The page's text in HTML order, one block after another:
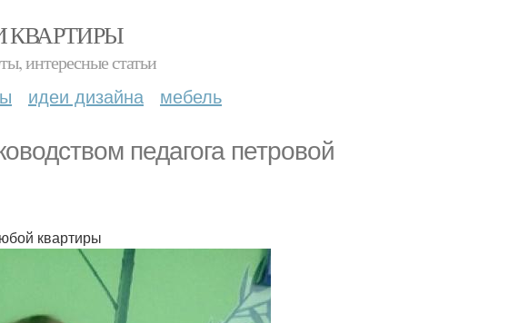
КВАРТИРЫ
интересные статьи
идеи дизайна мебель
педагога петровой
квартиры